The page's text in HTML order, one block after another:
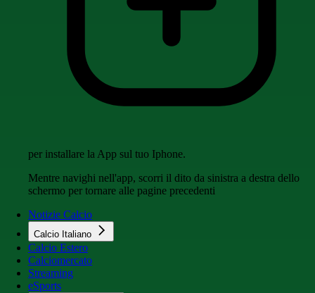
per installare la App sul tuo Iphone.
Mentre navighi nell'app, scorri il dito da sinistra a destra dello
schermo per tornare alle pagine precedenti
Notizie Calcio
Calcio Italiano
Calcio Estero
Calciomercato
Streaming
eSports